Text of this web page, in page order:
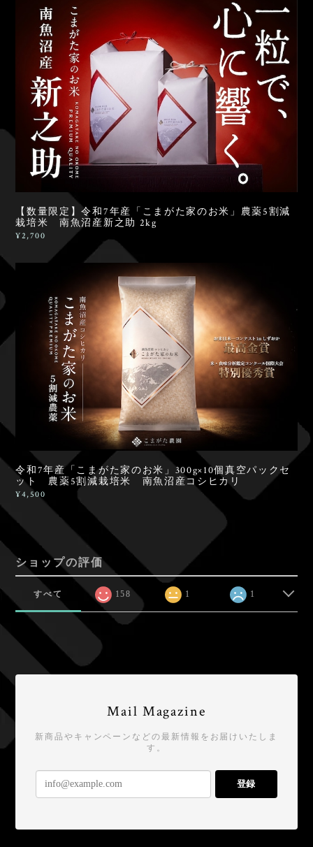
【数量限定】令和7年産「こまがた家のお米」農薬5割減
栽培米 南魚沼産新之助 2kg
¥2,700
令和7年産「こまがた家のお米」300g×10個真空パックセ
ット 農薬5割減栽培米 南魚沼産コシヒカリ
¥4,500
ショップの評価
すべて 158 1 1
Mail Magazine
新商品やキャンペーンなどの最新情報をお届けいたしま
す。
登録